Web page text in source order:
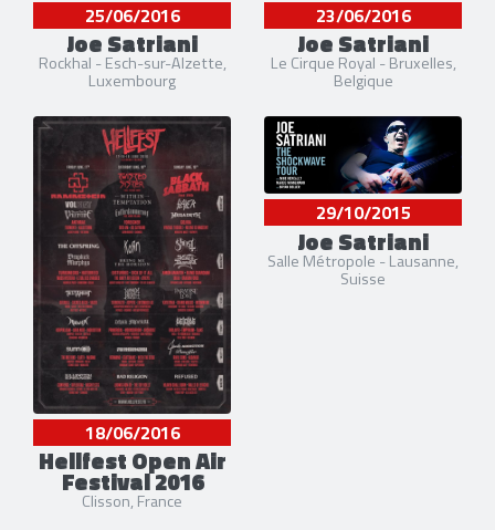
25/06/2016
Joe Satriani
Rockhal - Esch-sur-Alzette,
Luxembourg
23/06/2016
Joe Satriani
Le Cirque Royal - Bruxelles,
Belgique
18/06/2016
Hellfest Open Air
Festival 2016
Clisson, France
29/10/2015
Joe Satriani
Salle Métropole - Lausanne,
Suisse